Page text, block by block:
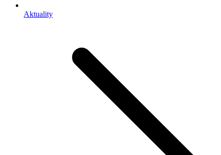
Aktuality